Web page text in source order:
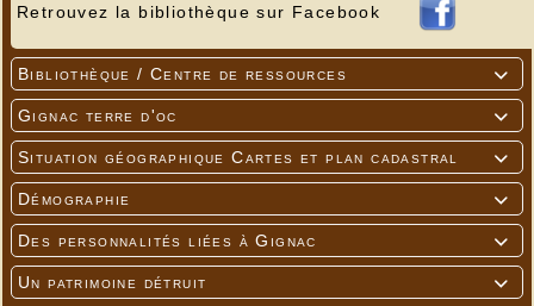
Retrouvez la bibliothèque sur Facebook

Bibliothèque / Centre de ressources

Gignac terre d'oc

Situation géographique Cartes et plan cadastral

Démographie

Des personnalités liées à Gignac

Un patrimoine détruit